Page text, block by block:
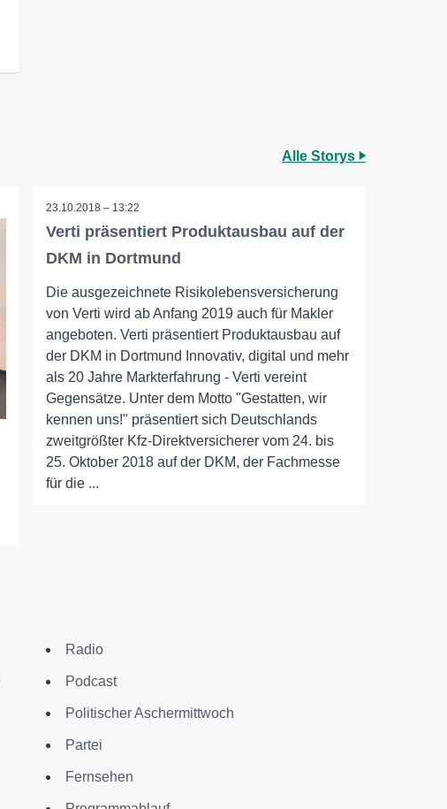
Alle Storys
23.10.2018 – 13:22
Verti präsentiert Produktausbau auf der
DKM in Dortmund
Die ausgezeichnete Risikolebensversicherung
von Verti wird ab Anfang 2019 auch für Makler
angeboten. Verti präsentiert Produktausbau auf
der DKM in Dortmund Innovativ, digital und mehr
als 20 Jahre Markterfahrung - Verti vereint
Gegensätze. Unter dem Motto "Gestatten, wir
kennen uns!" präsentiert sich Deutschlands
zweitgrößter Kfz-Direktversicherer vom 24. bis
25. Oktober 2018 auf der DKM, der Fachmesse
für die ...
Radio
Podcast
Politischer Aschermittwoch
Partei
Fernsehen